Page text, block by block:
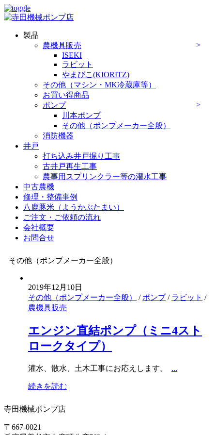
製品
農機具販売
ISEKI
ラビット
やまびこ(KIORITZ)
その他（マシン・MK冷蔵庫等）
お買い得商品
ポンプ
川本ポンプ
その他（ポンプメーカー全般）
消防機器
井戸
打ち込み井戸掘り工事
古井戸再生工事
農事用スプリンクラー等の灌水工事
中古農機
修理・整備事例
八鹿豚米（ようかぶたまい）
ご注文・ご依頼の流れ
会社概要
お問合せ
その他（ポンプメーカー全般）
2019年12月10日
その他（ポンプメーカー全般）
/ ポンプ/ ラビット /
農機具販売
エンジン直結ポンプ（ミニ4スト
ロークタイプ）
灌水、散水、土木工事にお応えします。 ...
続きを読む
寺田機械ポンプ店
〒667-0021